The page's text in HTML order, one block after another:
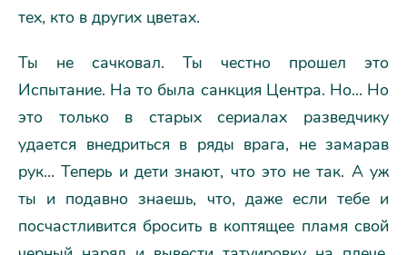
тех, кто в других цветах.
Ты не сачковал. Ты честно прошел это
Испытание. На то была санкция Центра. Но... Но
это только в старых сериалах разведчику
удается внедриться в ряды врага, не замарав
рук... Теперь и дети знают, что это не так. А уж
ты и подавно знаешь, что, даже если тебе и
посчастливится бросить в коптящее пламя свой